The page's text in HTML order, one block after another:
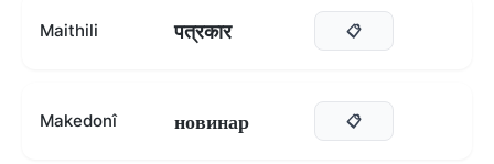
Maithili पत्रकार 📋
Makedonî новинар 📋